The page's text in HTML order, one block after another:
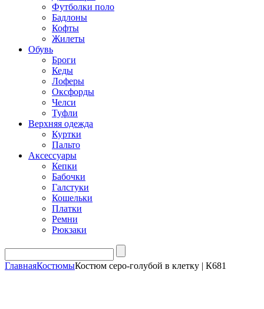
Футболки поло
Бадлоны
Кофты
Жилеты
Обувь
Броги
Кеды
Лоферы
Оксфорды
Челси
Туфли
Верхняя одежда
Куртки
Пальто
Аксессуары
Кепки
Бабочки
Галстуки
Кошельки
Платки
Ремни
Рюкзаки
ГлавнаяКостюмыКостюм серо-голубой в клетку | К681